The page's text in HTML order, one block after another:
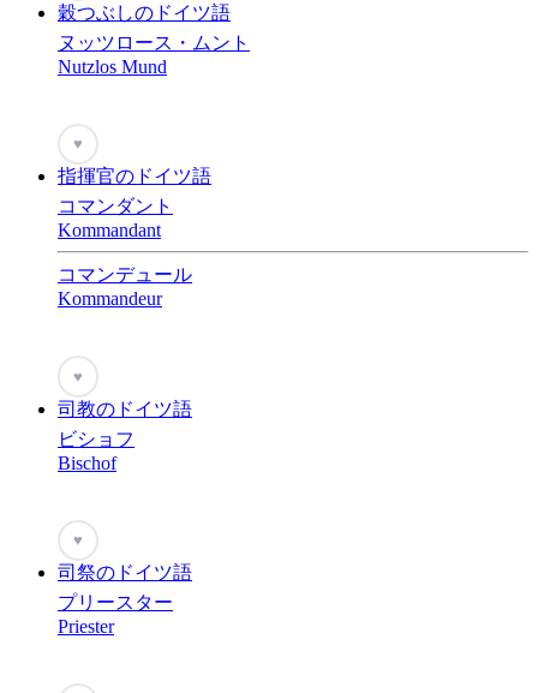
穀つぶしのドイツ語
ヌッツロース・ムント
Nutzlos Mund
♥
指揮官のドイツ語
コマンダント
Kommandant
コマンデュール
Kommandeur
♥
司教のドイツ語
ビショフ
Bischof
♥
司祭のドイツ語
プリースター
Priester